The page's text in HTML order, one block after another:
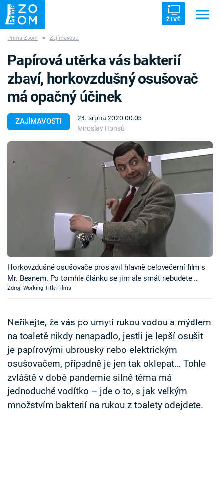
ŽIVĚ
ZÁHADY VETŘELCI DÁVNOVĚKU
Témata
Sledujte prima+
Přihlášení
Sledujte nás
Prima Zoom ■ Zajímavosti
ZAJÍMAVOSTI
23. srpna 2020 00:05
Miroslav Honsů
Papírová utěrka vás bakterií
zbaví, horkovzdušný osušovač
má opačný účinek
Horkovzdušné osušovače proslavil hlavně celovečerní film s
Mr. Beanem. Po tomhle článku se jim ale smát nebudete...
Zdroj: Working Title Films
Neříkejte, že vás po umytí rukou vodou a mýdlem
na toaletě nikdy nenapadlo, jestli je lepší osušit
je papírovými ubrousky nebo elektrickým
osušovačem, případně je jen tak oklepat… Tohle
zvláště v době pandemie silné téma má
jednoduché vodítko – jde o to, s jak velkým
množstvím bakterií na rukou z toalety odejdete.